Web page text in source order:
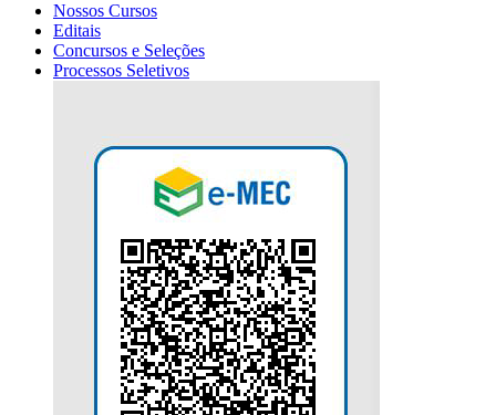
Nossos Cursos
Editais
Concursos e Seleções
Processos Seletivos